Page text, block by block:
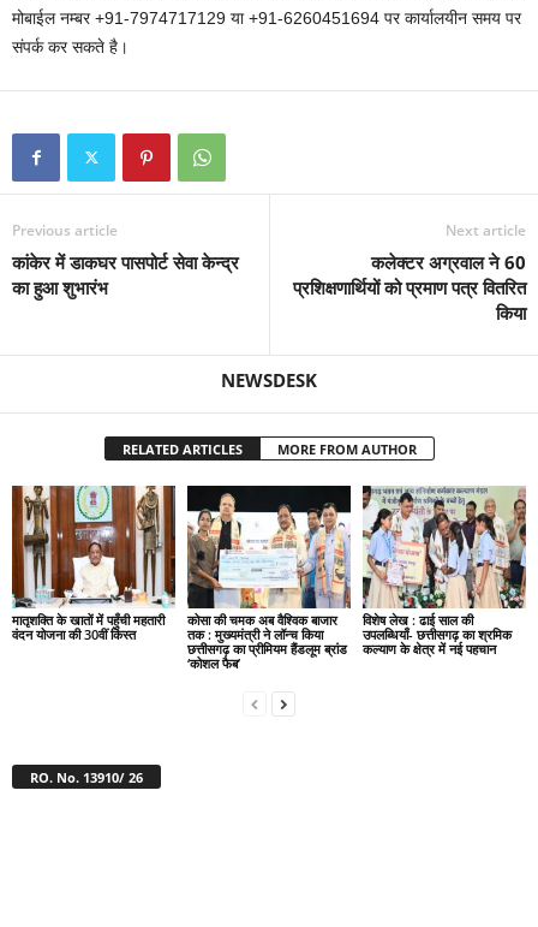
मोबाईल नम्बर +91-7974717129 या +91-6260451694 पर कार्यालयीन समय पर
संपर्क कर सकते है।
Previous article
कांकेर में डाकघर पासपोर्ट सेवा केन्द्र
का हुआ शुभारंभ
Next article
कलेक्टर अग्रवाल ने 60
प्रशिक्षणार्थियों को प्रमाण पत्र वितरित
किया
NEWSDESK
RELATED ARTICLES MORE FROM AUTHOR
मातृशक्ति के खातों में पहुँची महतारी
वंदन योजना की 30वीं किस्त
कोसा की चमक अब वैश्विक बाजार
तक : मुख्यमंत्री ने लॉन्च किया
छत्तीसगढ़ का प्रीमियम हैंडलूम ब्रांड
‘कोशल फैब’
विशेष लेख : ढाई साल की
उपलब्धियाँ- छत्तीसगढ़ का श्रमिक
कल्याण के क्षेत्र में नई पहचान
RO. No. 13910/ 26